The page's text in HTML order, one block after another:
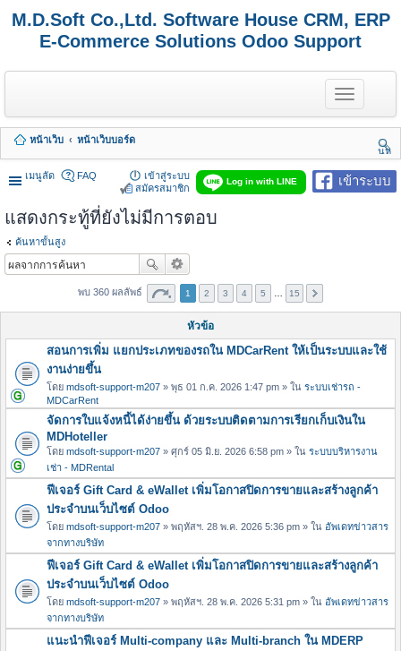
M.D.Soft Co.,Ltd. Software House CRM, ERP
E-Commerce Solutions Odoo Support
T
o
g
e
n
a
หน้าเว็บ
หน้าเว็บบอร์ด
นห
า
เมนูลัด
เข้าระบบ
Log in with LINE
FAQ
เข้าสู่ระบบ
สมัครสมาชิก
แสดงกระทู้ที่ยังไม่มีการตอบ
ค้นหาขั้นสูง
พบ 360 ผลลัพธ์ 1 2 3 4 5 15
หัวข้อ
สอนการเพิ่ม แยกประเภทของรถใน MDCarRent ให้เป็นระบบและใช้
งานง่ายขึ้น
โดย mdsoft-support-m207 » พุธ 01 ก.ค. 2026 1:47 pm » ใน ระบบเช่ารถ -
MDCarRent
จัดการใบแจ้งหนี้ได้ง่ายขึ้น ด้วยระบบติดตามการเรียกเก็บเงินใน
MDHoteller
โดย mdsoft-support-m207 » ศุกร์ 05 มิ.ย. 2026 6:58 pm » ใน ระบบบริหารงาน
เช่า - MDRental
ฟีเจอร์ Gift Card & eWallet เพิ่มโอกาสปิดการขายและสร้างลูกค้า
ประจำบนเว็บไซต์ Odoo
โดย mdsoft-support-m207 » พฤหัสฯ. 28 พ.ค. 2026 5:36 pm » ใน อัพเดทข่าวสาร
จากทางบริษัท
ฟีเจอร์ Gift Card & eWallet เพิ่มโอกาสปิดการขายและสร้างลูกค้า
ประจำบนเว็บไซต์ Odoo
โดย mdsoft-support-m207 » พฤหัสฯ. 28 พ.ค. 2026 5:31 pm » ใน อัพเดทข่าวสาร
จากทางบริษัท
แนะนำฟีเจอร์ Multi-company และ Multi-branch ใน MDERP